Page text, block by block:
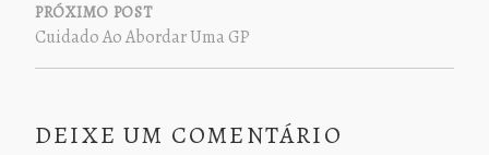
PRÓXIMO POST
Cuidado Ao Abordar Uma GP
DEIXE UM COMENTÁRIO